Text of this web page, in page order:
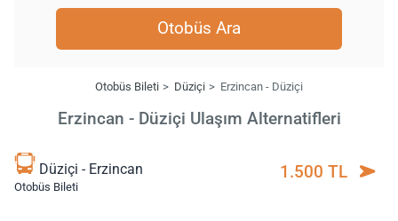
Otobüs Ara
Otobüs Bileti Düziçi Erzincan - Düziçi
Erzincan - Düziçi Ulaşım Alternatifleri
Düziçi - Erzincan
Otobüs Bileti
1.500 TL